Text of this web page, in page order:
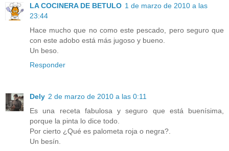
LA COCINERA DE BETULO 1 de marzo de 2010 a las
23:44
Hace mucho que no como este pescado, pero seguro que
con este adobo está más jugoso y bueno.
Un beso.
Responder
Dely 2 de marzo de 2010 a las 0:11
Es una receta fabulosa y seguro que está buenísima,
porque la pinta lo dice todo.
Por cierto ¿Qué es palometa roja o negra?.
Un besín.